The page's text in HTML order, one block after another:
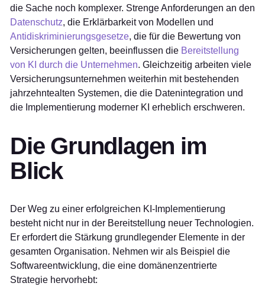
die Sache noch komplexer. Strenge Anforderungen an den
Datenschutz, die Erklärbarkeit von Modellen und
Antidiskriminierungsgesetze, die für die Bewertung von
Versicherungen gelten, beeinflussen die Bereitstellung
von KI durch die Unternehmen. Gleichzeitig arbeiten viele
Versicherungsunternehmen weiterhin mit bestehenden
jahrzehntealten Systemen, die die Datenintegration und
die Implementierung moderner KI erheblich erschweren.
Die Grundlagen im
Blick
Der Weg zu einer erfolgreichen KI-Implementierung
besteht nicht nur in der Bereitstellung neuer Technologien.
Er erfordert die Stärkung grundlegender Elemente in der
gesamten Organisation. Nehmen wir als Beispiel die
Softwareentwicklung, die eine domänenzentrierte
Strategie hervorhebt: